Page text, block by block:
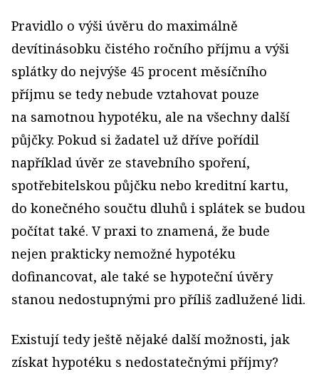
Pravidlo o výši úvěru do maximálně
devítinásobku čistého ročního příjmu a výši
splátky do nejvýše 45 procent měsíčního
příjmu se tedy nebude vztahovat pouze
na samotnou hypotéku, ale na všechny další
půjčky. Pokud si žadatel už dříve pořídil
například úvěr ze stavebního spoření,
spotřebitelskou půjčku nebo kreditní kartu,
do konečného součtu dluhů i splátek se budou
počítat také. V praxi to znamená, že bude
nejen prakticky nemožné hypotéku
dofinancovat, ale také se hypoteční úvěry
stanou nedostupnými pro příliš zadlužené lidi.
Existují tedy ještě nějaké další možnosti, jak
získat hypotéku s nedostatečnými příjmy?